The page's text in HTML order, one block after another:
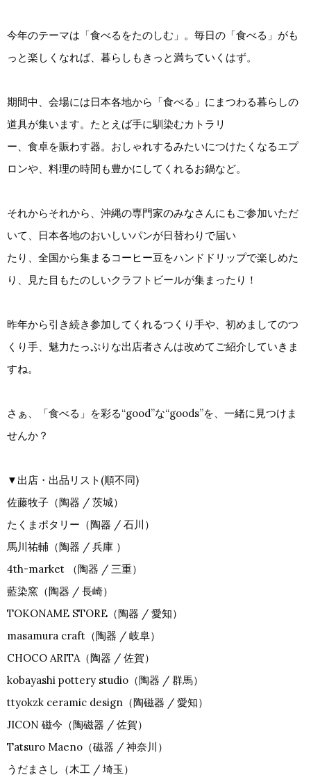
今年のテーマは「食べるをたのしむ」。毎日の「食べる」がも
っと楽しくなれば、暮らしもきっと満ちていくはず。
期間中、会場には日本各地から「食べる」にまつわる暮らしの
道具が集います。たとえば手に馴染むカトラリ
ー、食卓を賑わす器。おしゃれするみたいにつけたくなるエプ
ロンや、料理の時間も豊かにしてくれるお鍋など。
それからそれから、沖縄の専門家のみなさんにもご参加いただ
いて、日本各地のおいしいパンが日替わりで届い
たり、全国から集まるコーヒー豆をハンドドリップで楽しめた
り、見た目もたのしいクラフトビールが集まったり！
昨年から引き続き参加してくれるつくり手や、初めましてのつ
くり手、魅力たっぷりな出店者さんは改めてご紹介していきま
すね。
さぁ、「食べる」を彩る“good”な“goods”を、一緒に見つけま
せんか？
▼出店・出品リスト(順不同)
佐藤牧子（陶器 / 茨城）
たくまポタリー（陶器 / 石川）
馬川祐輔（陶器 / 兵庫 ）
4th-market （陶器 / 三重）
藍染窯（陶器 / 長崎）
TOKONAME STORE（陶器 / 愛知）
masamura craft（陶器 / 岐阜）
CHOCO ARITA（陶器 / 佐賀）
kobayashi pottery studio（陶器 / 群馬）
ttyokzk ceramic design（陶磁器 / 愛知）
JICON 磁今（陶磁器 / 佐賀）
Tatsuro Maeno（磁器 / 神奈川）
うだまさし（木工 / 埼玉）